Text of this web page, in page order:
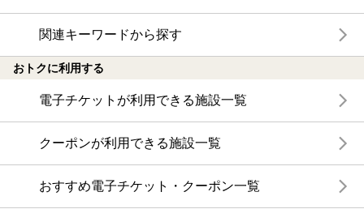
関連キーワードから探す
おトクに利用する
電子チケットが利用できる施設一覧
クーポンが利用できる施設一覧
おすすめ電子チケット・クーポン一覧